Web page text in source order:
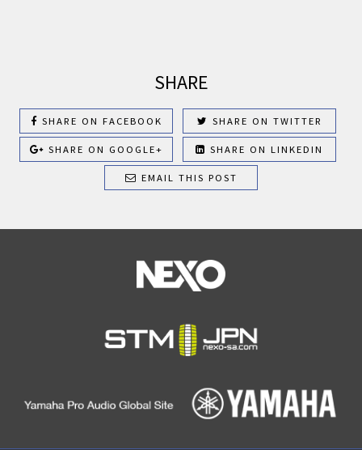
SHARE
SHARE ON FACEBOOK SHARE ON TWITTER
SHARE ON GOOGLE+ SHARE ON LINKEDIN
EMAIL THIS POST